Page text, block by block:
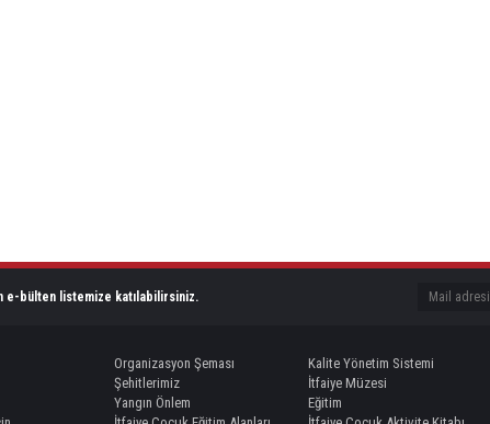
e-bülten listemize katılabilirsiniz.
Organizasyon Şeması
Kalite Yönetim Sistemi
Şehitlerimiz
İtfaiye Müzesi
Yangın Önlem
Eğitim